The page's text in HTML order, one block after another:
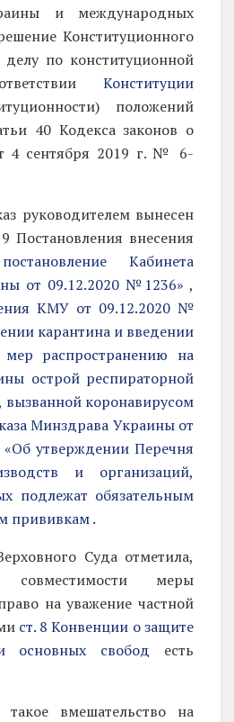
и международных
Конституционного
по конституционной
Конституции
положений
40 Кодекса законов о
4 сентября 2019 г. № 6-
руководителем вынесен
Постановления внесения
постановление Кабинета
от 09.12.2020 №1236» ,
КМУ от 09.12.2020 №
карантина и введении
мер распространению на
острой респираторной
вызванной коронавирусом
Минздрава Украины от
утверждении Перечня
и организаций,
подлежат обязательным
прививкам.
Суда отметила,
меры
на уважение частной
ст. 8 Конвенции о защите
основных свобод есть
такое вмешательство на